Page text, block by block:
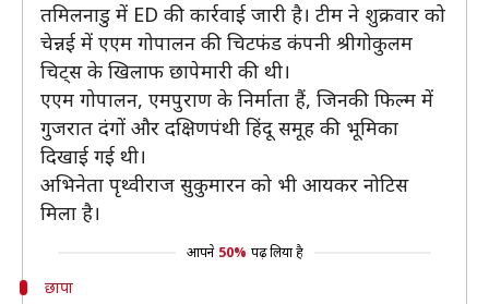
तमिलनाडु में ED की कार्रवाई जारी है। टीम ने शुक्रवार को
चेन्नई में एएम गोपालन की चिटफंड कंपनी श्रीगोकुलम
चिट्स के खिलाफ छापेमारी की थी।
एएम गोपालन, एमपुराण के निर्माता हैं, जिनकी फिल्म में
गुजरात दंगों और दक्षिणपंथी हिंदू समूह की भूमिका
दिखाई गई थी।
अभिनेता पृथ्वीराज सुकुमारन को भी आयकर नोटिस
मिला है।
आपने 50% पढ़ लिया है
छापा